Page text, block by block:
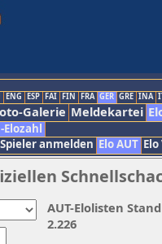
ENG ESP FAI FIN FRA GER GRE INA
Galerie Meldekartei
Spieler anmelden Elo AUT
AUT-Elolisten
2.226